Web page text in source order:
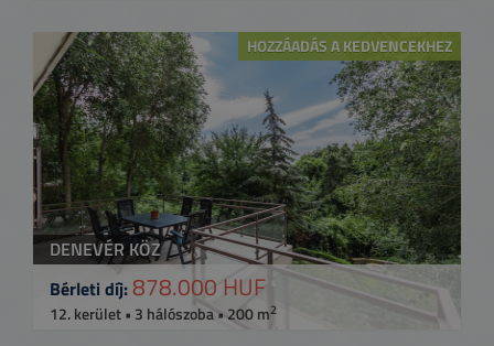
HOZZÁADÁS A KEDVENCEKHEZ
DENEVÉR KÖZ
Bérleti díj:878.000 HUF
12. kerület • 3 hálószoba • 200 m2